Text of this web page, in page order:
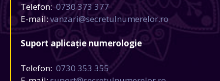
Telefon:0730 373 377
E-mail:vanzari@secretulnumerelor.ro
Suport aplicație numerologie
Telefon: 0730 353 355